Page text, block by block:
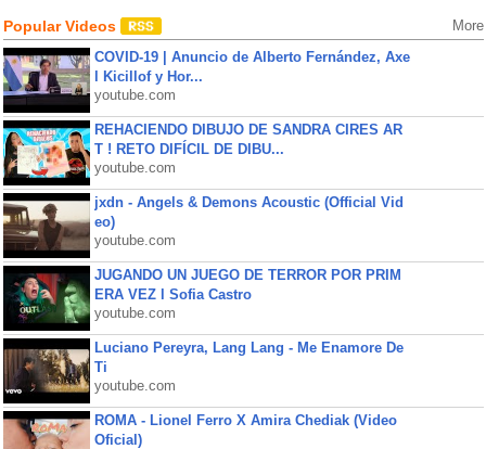
Popular Videos More
COVID-19 | Anuncio de Alberto Fernández, Axe
l Kicillof y Hor...
youtube.com
REHACIENDO DIBUJO DE SANDRA CIRES AR
T ! RETO DIFÍCIL DE DIBU...
youtube.com
jxdn - Angels & Demons Acoustic (Official Vid
eo)
youtube.com
JUGANDO UN JUEGO DE TERROR POR PRIM
ERA VEZ l Sofia Castro
youtube.com
Luciano Pereyra, Lang Lang - Me Enamore De
Ti
youtube.com
ROMA - Lionel Ferro X Amira Chediak (Video
Oficial)